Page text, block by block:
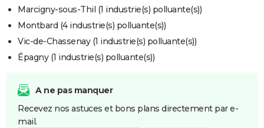
Marcigny-sous-Thil (1 industrie(s) polluante(s))
Montbard (4 industrie(s) polluante(s))
Vic-de-Chassenay (1 industrie(s) polluante(s))
Épagny (1 industrie(s) polluante(s))
A ne pas manquer
Recevez nos astuces et bons plans directement par e-
mail.